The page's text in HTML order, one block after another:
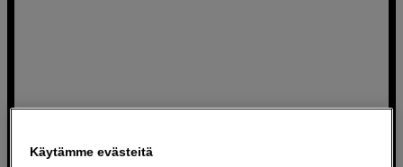
Käytämme evästeitä